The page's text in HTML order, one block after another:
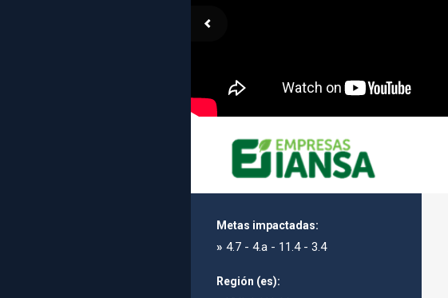
Metas impactadas:
» 4.7 - 4.a - 11.4 - 3.4
Región (es):